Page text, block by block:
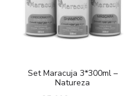
Set Maracuja 3*300ml –
Natureza